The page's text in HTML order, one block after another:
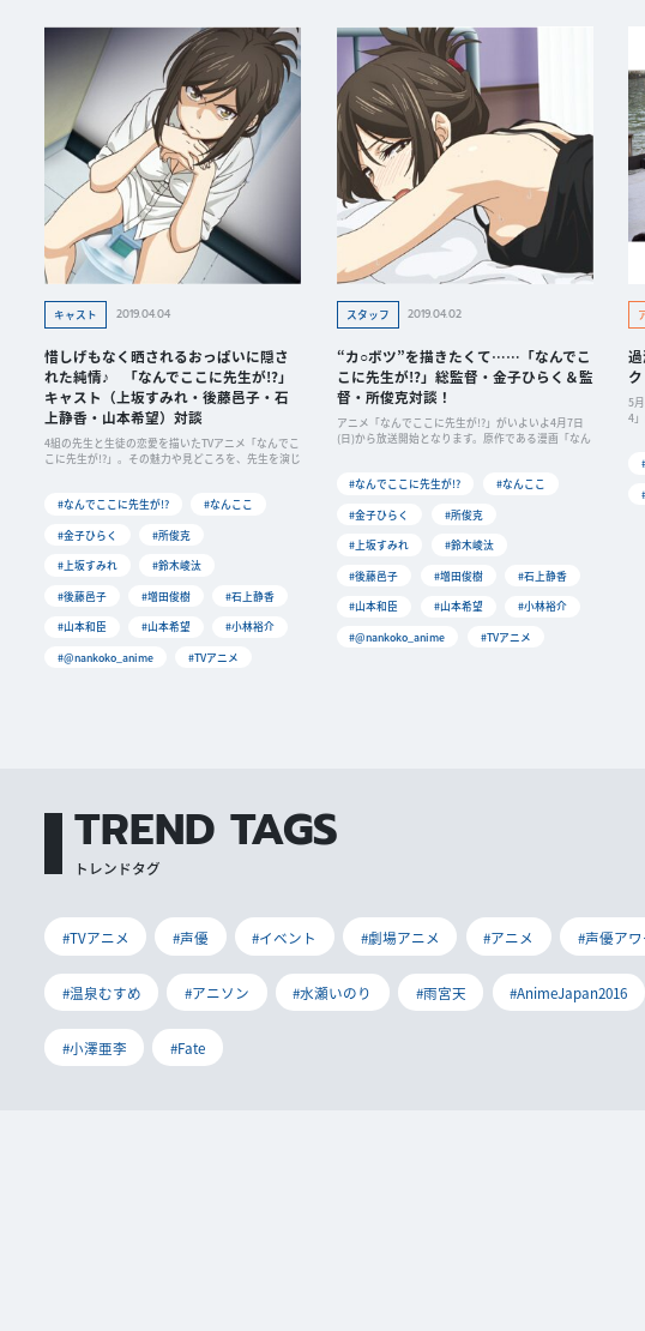
キャスト 2019.04.04
惜しげもなく晒されるおっぱいに隠さ
れた純情♪ 「なんでここに先生が!?」
キャスト（上坂すみれ・後藤邑子・石
上静香・山本希望）対談
4組の先生と生徒の恋愛を描いたTVアニメ「なんでこ
こに先生が!?」。その魅力や見どころを、先生を演じ
#なんでここに先生が!?
#なんここ
#金子ひらく
#所俊克
#上坂すみれ
#鈴木崚汰
#後藤邑子
#増田俊樹
#石上静香
#山本和臣
#山本希望
#小林裕介
#@nankoko_anime
#TVアニメ
スタッフ 2019.04.02
“カ○ボツ”を描きたくて……「なんでこ
こに先生が!?」総監督・金子ひらく＆監
督・所俊克対談！
アニメ「なんでここに先生が!?」がいよいよ4月7日
(日)から放送開始となります。原作である漫画「なん
#なんでここに先生が!?
#なんここ
#金子ひらく
#所俊克
#上坂すみれ
#鈴木崚汰
#後藤邑子
#増田俊樹
#石上静香
#山本和臣
#山本希望
#小林裕介
#@nankoko_anime
#TVアニメ
ク
5
4
TREND TAGS
トレンドタグ
#TVアニメ #声優 #イベント #劇場アニメ #アニメ #声優アワ
#温泉むすめ #アニソン #水瀬いのり #雨宮天 #AnimeJapan2016
#小澤亜李 #Fate